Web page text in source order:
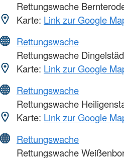
Rettungswache
Karte: Link zur Google
Rettungswache
Rettungswache
Karte: Link zur Google
Rettungswache
Rettungswache
Karte: Link zur Google
Rettungswache
Rettungswache